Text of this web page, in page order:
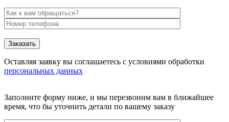
Заказать
Оставляя заявку вы соглашаетесь с условиями обработки
персональных данных
Заполните форму ниже, и мы перезвоним вам в ближайшее
время, что бы уточнить детали по вашему заказу